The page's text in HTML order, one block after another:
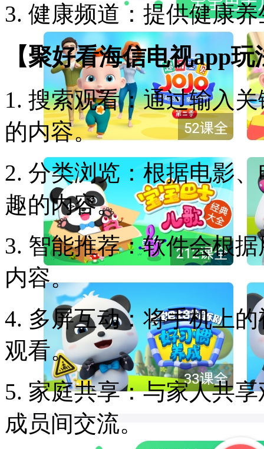
3. 健康频道：提供健康
【聚好看海信电视app玩
1. 搜索观看：通过输入
的内容。
2. 分类浏览：根据电影
趣的内容。
3. 智能推荐：软件会根
内容。
4. 多屏互动：将手机上
观看。
5. 家庭共享：与家人共
成员间交流。